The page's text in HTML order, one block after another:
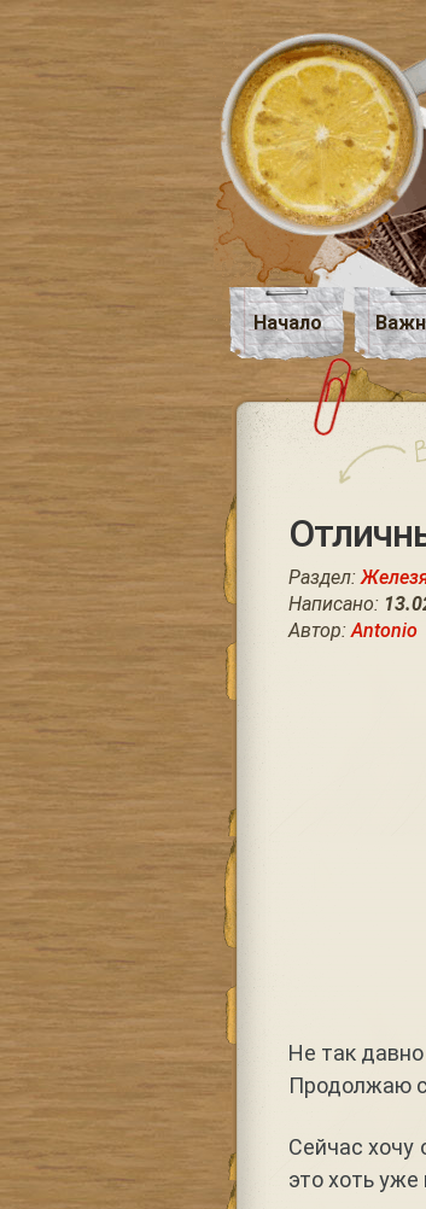
Начало
Раздел:
Написано:
Автор:Antonio
Не так
Продолжаю
Сейчас хочу
это хоть